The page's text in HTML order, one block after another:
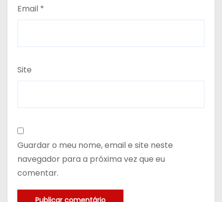
Email *
Site
Guardar o meu nome, email e site neste
navegador para a próxima vez que eu
comentar.